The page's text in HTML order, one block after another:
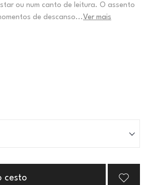
ou num canto de leitura. O assento
de descanso...Ver mais
cesto